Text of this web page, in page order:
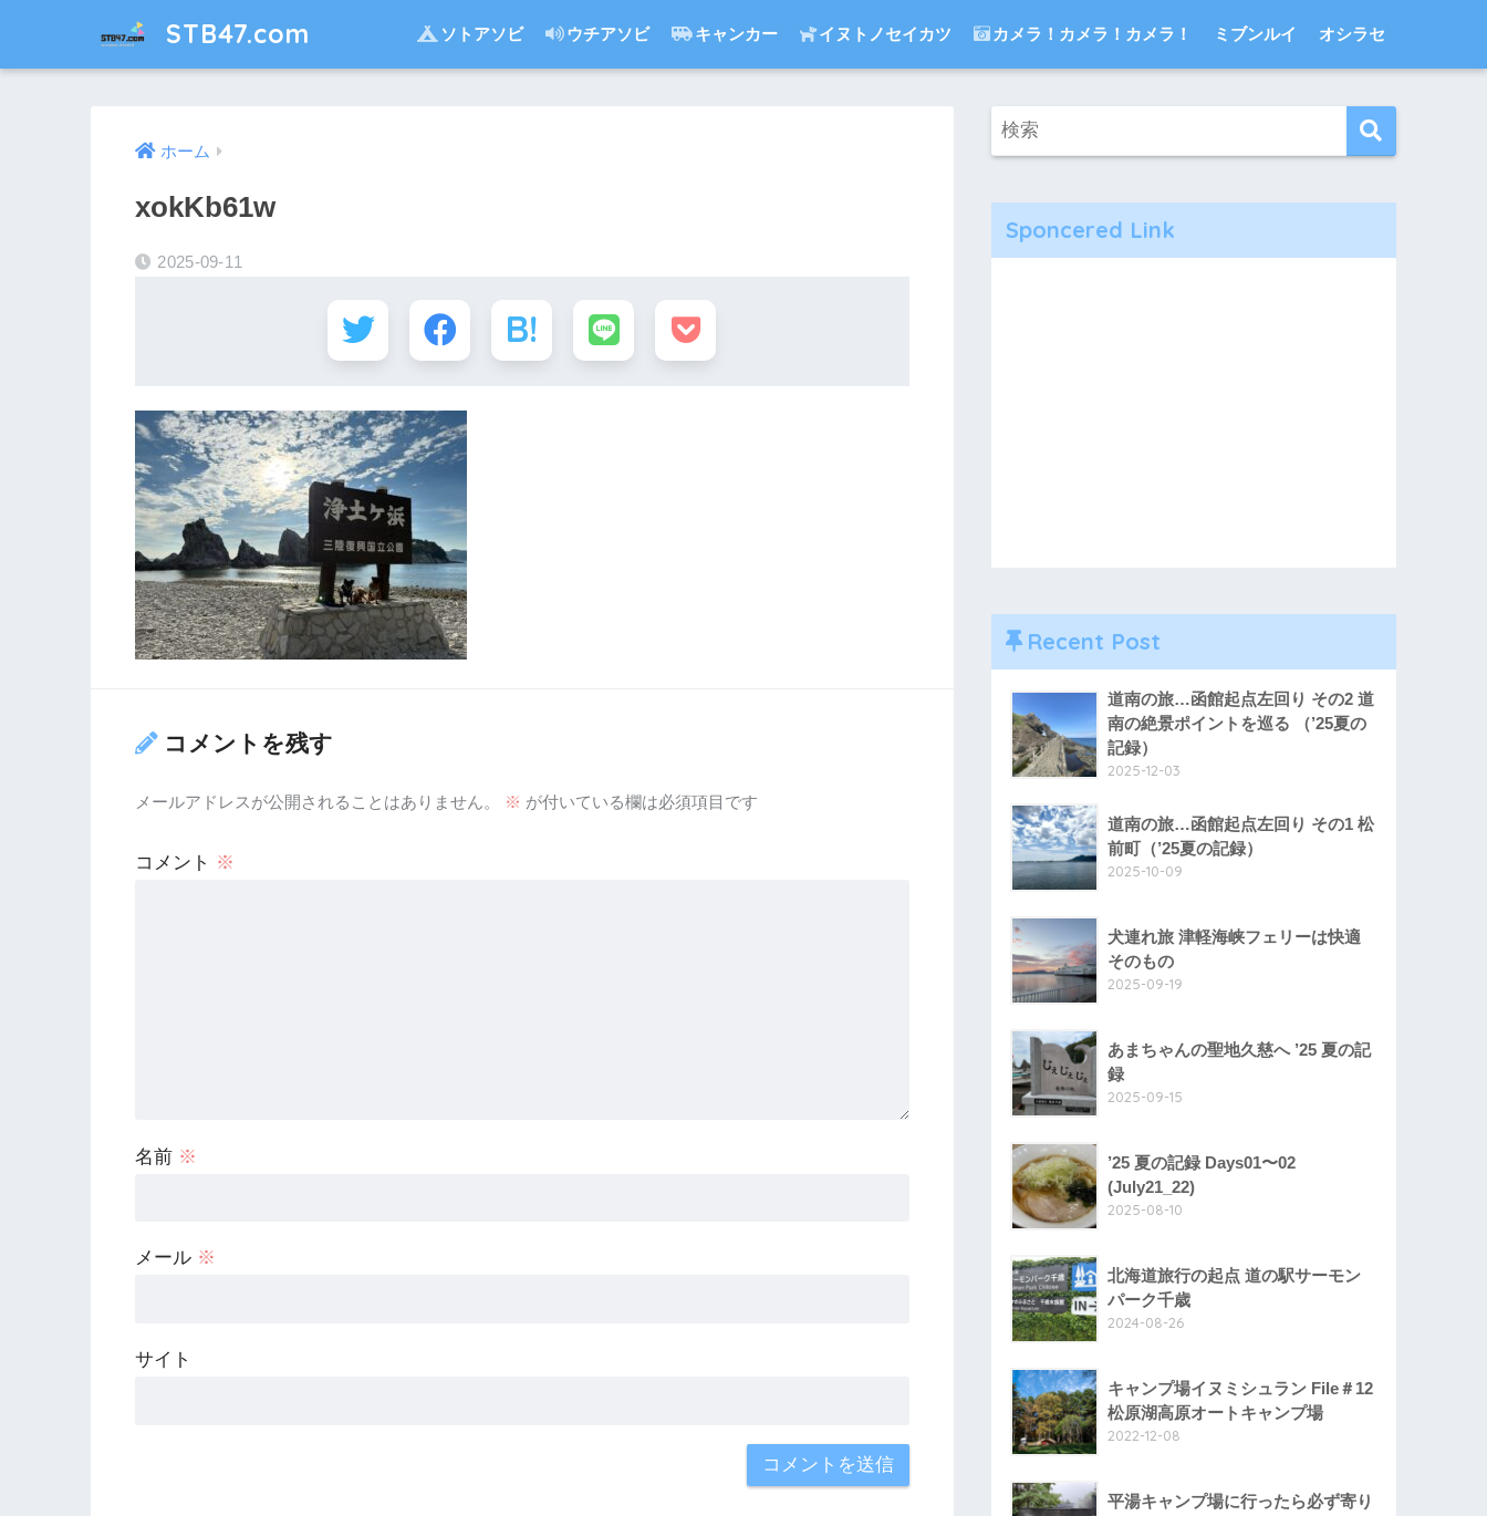
STB47.com ソトアソビ ウチアソビ キャンカー イヌトノセイカツ カメラ！カメラ！カメラ！ ミブンルイ オシラセ
ホーム
xokKb61w
2025-09-11
コメントを残す
メールアドレスが公開されることはありません。 ※ が付いている欄は必須項目です
コメント ※
名前 ※
メール ※
サイト
Sponcered Link
Recent Post
道南の旅…函館起点左回り その2 道
南の絶景ポイントを巡る （’25夏の
記録）
2025-12-03
道南の旅…函館起点左回り その1 松
前町（’25夏の記録）
2025-10-09
犬連れ旅 津軽海峡フェリーは快適
そのもの
2025-09-19
あまちゃんの聖地久慈へ ’25 夏の記
録
2025-09-15
’25 夏の記録 Days01〜02
(July21_22)
2025-08-10
北海道旅行の起点 道の駅サーモン
パーク千歳
2024-08-26
キャンプ場イヌミシュラン File＃12
松原湖高原オートキャンプ場
2022-12-08
平湯キャンプ場に行ったら必ず寄り